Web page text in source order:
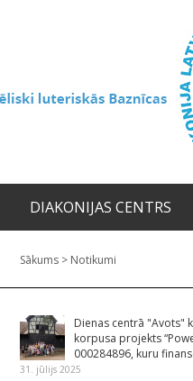
DIAKONIJAS CENTRS
Sākums > Notikumi
Dienas centrā "Avots"
korpusa projekts
000284896, kuru
31. jūlijs 2025